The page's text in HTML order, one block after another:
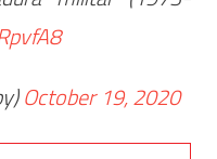
October 19, 2020